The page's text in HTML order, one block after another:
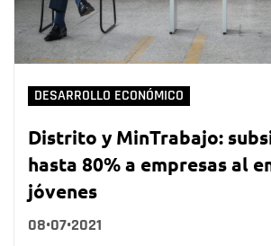
DESARROLLO ECONÓMICO
Distrito y MinTrabajo:
hasta 80% a empresas al
jóvenes
08•07•2021